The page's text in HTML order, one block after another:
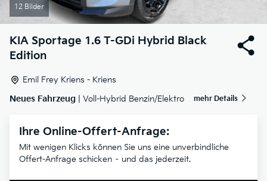
12 Bilder
KIA Sportage 1.6 T-GDi Hybrid Black
Edition
Emil Frey Kriens - Kriens
Neues Fahrzeug | Voll-Hybrid Benzin/Elektro mehr Details
Ihre Online-Offert-Anfrage:
Mit wenigen Klicks können Sie uns eine unverbindliche
Offert-Anfrage schicken – und das jederzeit.